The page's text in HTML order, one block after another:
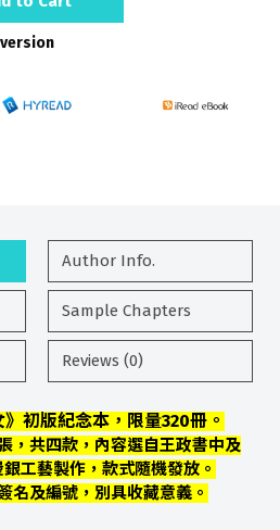
Author Info.
Sample Chapters
Reviews (0)
》初版紀念本，限量320冊。
，共四款，內容選自王政書中及
工藝製作，款式隨機發放。
名及編號，別具收藏意義。